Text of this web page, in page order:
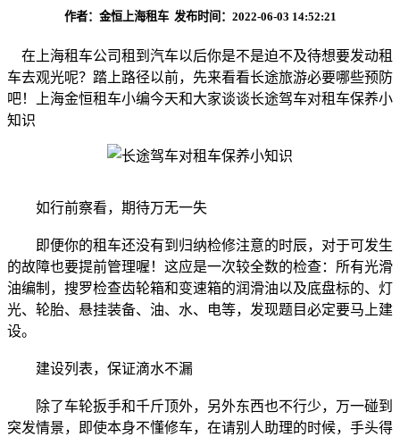
作者：金恒上海租车 发布时间：2022-06-03 14:52:21
在上海租车公司租到汽车以后你是不是迫不及待想要发动租
车去观光呢？踏上路径以前，先来看看长途旅游必要哪些预防
吧！上海金恒租车小编今天和大家谈谈长途驾车对租车保养小
知识
如行前察看，期待万无一失
即便你的租车还没有到归纳检修注意的时辰，对于可发生
的故障也要提前管理喔！这应是一次较全数的检查：所有光滑
油编制，搜罗检查齿轮箱和变速箱的润滑油以及底盘标的、灯
光、轮胎、悬挂装备、油、水、电等，发现题目必定要马上建
设。
建设列表，保证滴水不漏
除了车轮扳手和千斤顶外，另外东西也不行少，万一碰到
突发情景，即使本身不懂修车，在请别人助理的时候，手头得